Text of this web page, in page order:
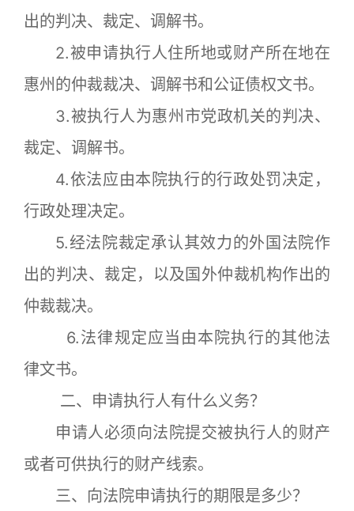
出的判决、裁定、调解书。
2.被申请执行人住所地或财产所在地在
惠州的仲裁裁决、调解书和公证债权文书。
3.被执行人为惠州市党政机关的判决、
裁定、调解书。
4.依法应由本院执行的行政处罚决定，
行政处理决定。
5.经法院裁定承认其效力的外国法院作
出的判决、裁定，以及国外仲裁机构作出的
仲裁裁决。
6.法律规定应当由本院执行的其他法
律文书。
二、申请执行人有什么义务？
申请人必须向法院提交被执行人的财产
或者可供执行的财产线索。
三、向法院申请执行的期限是多少？